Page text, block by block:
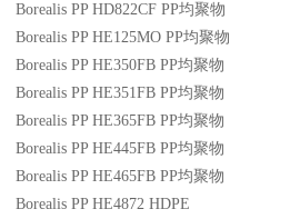
Borealis PP HD822CF PP均聚物
Borealis PP HE125MO PP均聚物
Borealis PP HE350FB PP均聚物
Borealis PP HE351FB PP均聚物
Borealis PP HE365FB PP均聚物
Borealis PP HE445FB PP均聚物
Borealis PP HE465FB PP均聚物
Borealis PP HE4872 HDPE